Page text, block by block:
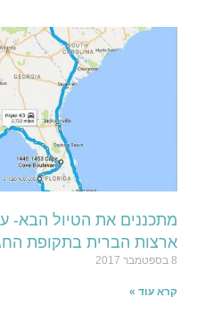
מתכננים את הטיול הבא-
ארצות הברית בתקופת
8 בספטמבר 2017
קרא עוד »